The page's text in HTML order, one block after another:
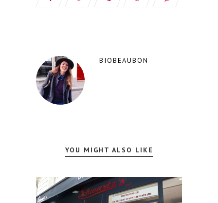
BIOBEAUBON
YOU MIGHT ALSO LIKE